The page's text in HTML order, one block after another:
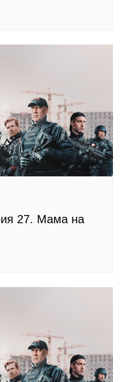
27. Мама на